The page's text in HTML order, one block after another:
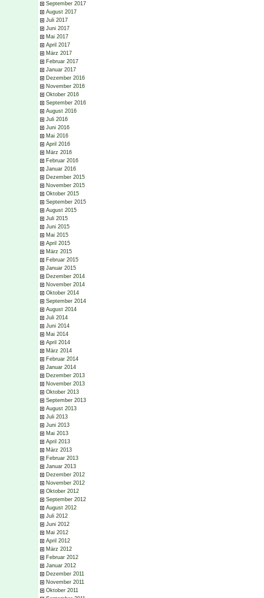
September 2017
August 2017
Juli 2017
Juni 2017
Mai 2017
April 2017
März 2017
Februar 2017
Januar 2017
Dezember 2016
November 2016
Oktober 2016
September 2016
August 2016
Juli 2016
Juni 2016
Mai 2016
April 2016
März 2016
Februar 2016
Januar 2016
Dezember 2015
November 2015
Oktober 2015
September 2015
August 2015
Juli 2015
Juni 2015
Mai 2015
April 2015
März 2015
Februar 2015
Januar 2015
Dezember 2014
November 2014
Oktober 2014
September 2014
August 2014
Juli 2014
Juni 2014
Mai 2014
April 2014
März 2014
Februar 2014
Januar 2014
Dezember 2013
November 2013
Oktober 2013
September 2013
August 2013
Juli 2013
Juni 2013
Mai 2013
April 2013
März 2013
Februar 2013
Januar 2013
Dezember 2012
November 2012
Oktober 2012
September 2012
August 2012
Juli 2012
Juni 2012
Mai 2012
April 2012
März 2012
Februar 2012
Januar 2012
Dezember 2011
November 2011
Oktober 2011